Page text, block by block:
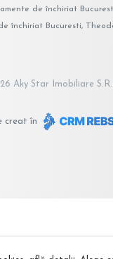
de închiriat
închiriat Bucuresti,
Aky Star Imobiliare
creat în